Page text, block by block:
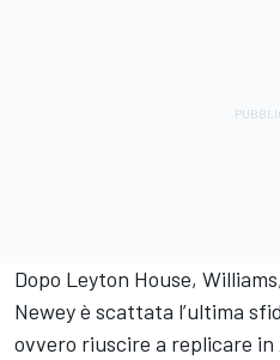
Dopo Leyton House,
Newey è scattata l’ultima
ovvero riuscire a replicare